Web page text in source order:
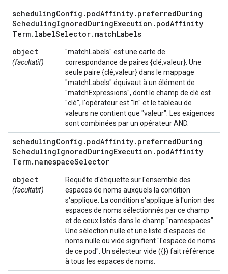
schedulingConfig . podAffinity. preferredDuring
SchedulingIgnoredDuringExecution . podAffinity
Term. labelSelector. matchLabels
object
(facultatif)
"matchLabels" est une carte de
correspondance de paires {clé,valeur}. Une
seule paire {clé,valeur} dans le mappage
"matchLabels" équivaut à un élément de
"matchExpressions", dont le champ de clé est
"clé", l'opérateur est "In" et le tableau de
valeurs ne contient que "valeur". Les exigences
sont combinées par un opérateur AND.
schedulingConfig . podAffinity. preferredDuring
SchedulingIgnoredDuringExecution . podAffinity
Term. namespaceSelector
object
(facultatif)
Requête d'étiquette sur l'ensemble des
espaces de noms auxquels la condition
s'applique. La condition s'applique à l'union des
espaces de noms sélectionnés par ce champ
et de ceux listés dans le champ "namespaces".
Une sélection nulle et une liste d'espaces de
noms nulle ou vide signifient "l'espace de noms
de ce pod". Un sélecteur vide ({}) fait référence
à tous les espaces de noms.